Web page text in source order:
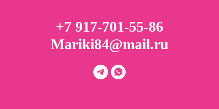
+7 917-701-55-86
Mariki84@mail.ru